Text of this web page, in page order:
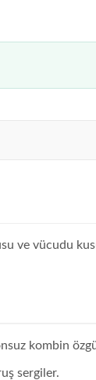
ve vücudu
kombin
sergiler.